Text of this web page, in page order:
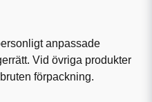
anpassade
Vid övriga produkter
förpackning.